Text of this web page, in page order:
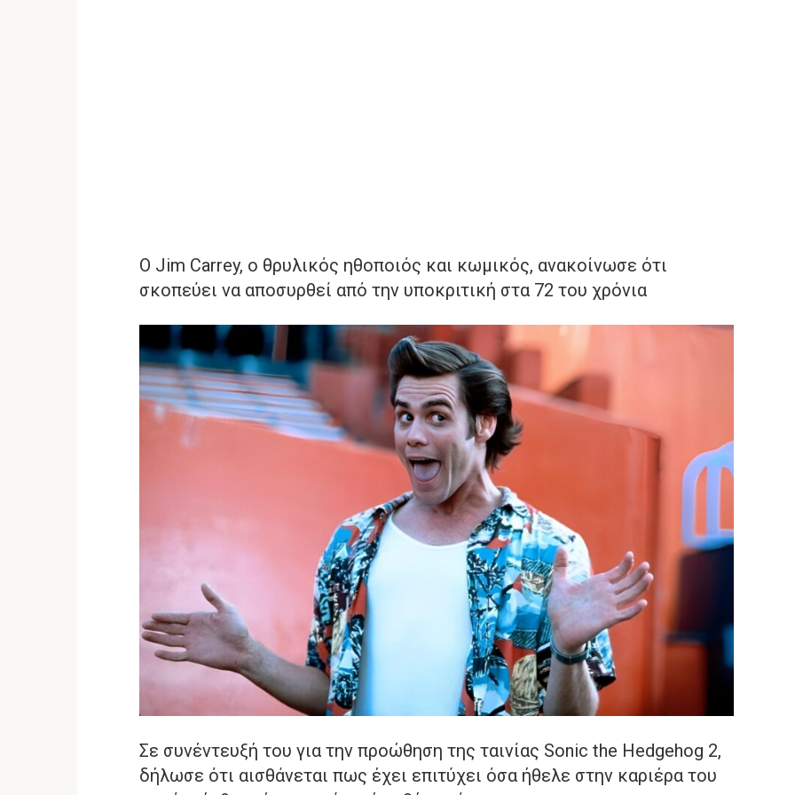
Ο Jim Carrey, ο θρυλικός ηθοποιός και κωμικός, ανακοίνωσε ότι
σκοπεύει να αποσυρθεί από την υποκριτική στα 72 του χρόνια
Σε συνέντευξή του για την προώθηση της ταινίας Sonic the Hedgehog 2,
δήλωσε ότι αισθάνεται πως έχει επιτύχει όσα ήθελε στην καριέρα του